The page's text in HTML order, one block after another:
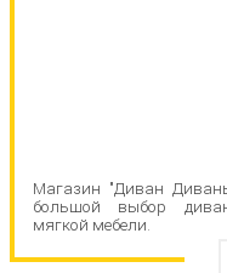
Магазин "Диван
большой выбор
мягкой мебели.